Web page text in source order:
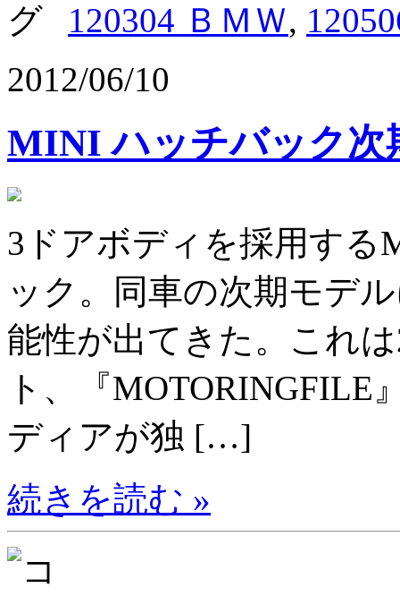
120304 ＢＭＷ,
2012/06/10
MINI ハッチバック次
3ドアボディを採用する
ック。同車の次期モデ
能性が出てきた。これ
ト、『
ディアが独 […]
続きを読む »